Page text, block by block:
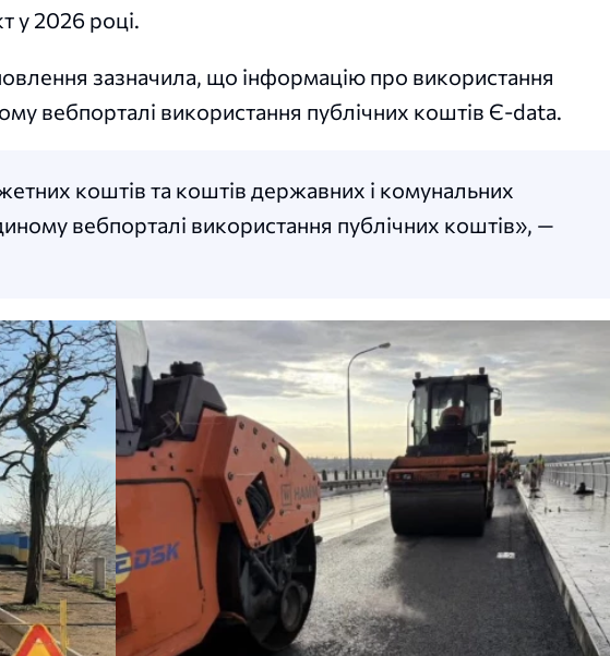
у 2026 році.
зазначила, що інформацію про використання
вебпорталі використання публічних коштів Є-data.
коштів та коштів державних і комунальних
вебпорталі використання публічних коштів», —